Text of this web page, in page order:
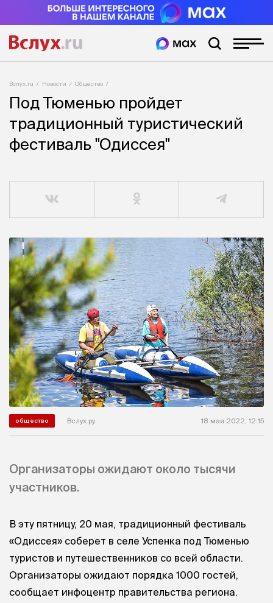
Вслух.ru Новости Общество
Под Тюменью пройдет
традиционный туристический
фестиваль "Одиссея"
общество Вслух.ру 18 мая 2022, 12:15
Организаторы ожидают около тысячи
участников.
В эту пятницу, 20 мая, традиционный фестиваль
«Одиссея» соберет в селе Успенка под Тюменью
туристов и путешественников со всей области.
Организаторы ожидают порядка 1000 гостей,
сообщает инфоцентр правительства региона.